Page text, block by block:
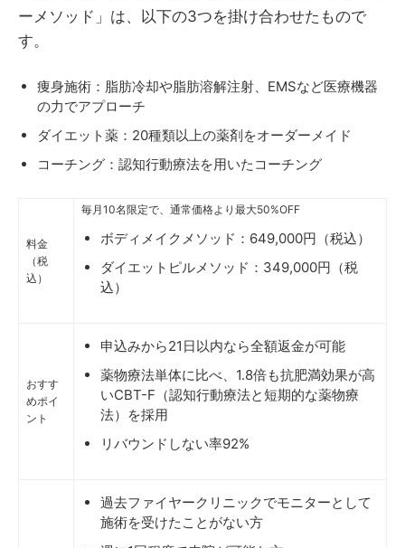
ーメソッド」は、以下の3つを掛け合わせたもので
す。
痩身施術：脂肪冷却や脂肪溶解注射、EMSなど医療機器
の力でアプローチ
ダイエット薬：20種類以上の薬剤をオーダーメイド
コーチング：認知行動療法を用いたコーチング
料金
（税
込）
毎月10名限定で、通常価格より最大50%OFF
ボディメイクメソッド：649,000円（税込）
ダイエットピルメソッド：349,000円（税
込）
おすす
めポイ
ント
申込みから21日以内なら全額返金が可能
薬物療法単体に比べ、1.8倍も抗肥満効果が高
いCBT-F（認知行動療法と短期的な薬物療
法）を採用
リバウンドしない率92%
過去ファイヤークリニックでモニターとして
施術を受けたことがない方